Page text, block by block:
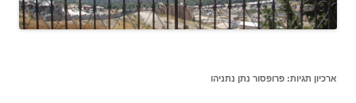
ארכיון תגיות: פרופסור נתן נתניהו